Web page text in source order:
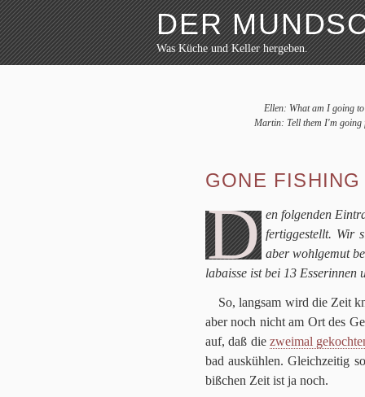
DER
Was Küche und Keller hergeben.
Weiter zum Inhalt
Markttag
Werkzeug
Bibliothek
Schaustücke
Potpourri
Ellen: What am I going
Martin: Tell them I'm going
GONE FISHING
D en fol­gen­den
fer­tig­ge­stellt. Wir
aber wohl­ge­mut
la­baisse ist bei 13 Esse­rin­nen
So, lang­sam wird die Zeit
aber noch nicht am Ort des
auf, daß die zwei­mal
bad aus­küh­len. Gleich­zei­tig
biß­chen Zeit ist ja noch.